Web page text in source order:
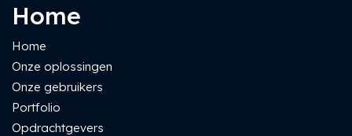
Home
Home
Onze oplossingen
Onze gebruikers
Portfolio
Opdrachtgevers